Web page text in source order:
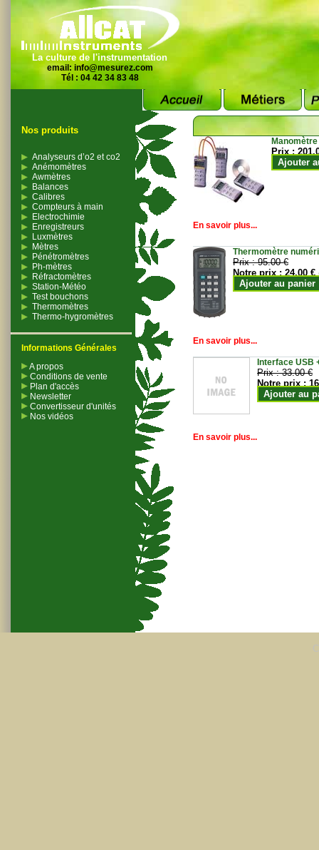
La culture de l'instrumentation
email: info@mesurez.com
Tél : 04 42 34 83 48
Nos produits
Analyseurs d’o2 et co2
Anémomètres
Awmètres
Balances
Calibres
Compteurs à main
Electrochimie
Enregistreurs
Luxmètres
Mètres
Pénétromètres
Ph-mètres
Réfractomètres
Station-Météo
Test bouchons
Thermomètres
Thermo-hygromètres
Informations Générales
A propos
Conditions de vente
Plan d'accès
Newsletter
Convertisseur d'unités
Nos vidéos
Prix :
Ajouter
En savoir plus...
Thermomètre
Prix :95.00 €
Notre prix :24.00 €
Ajouter au panier
En savoir plus...
Interface USB
Prix :33.00 €
Notre prix :
Ajouter au
En savoir plus...